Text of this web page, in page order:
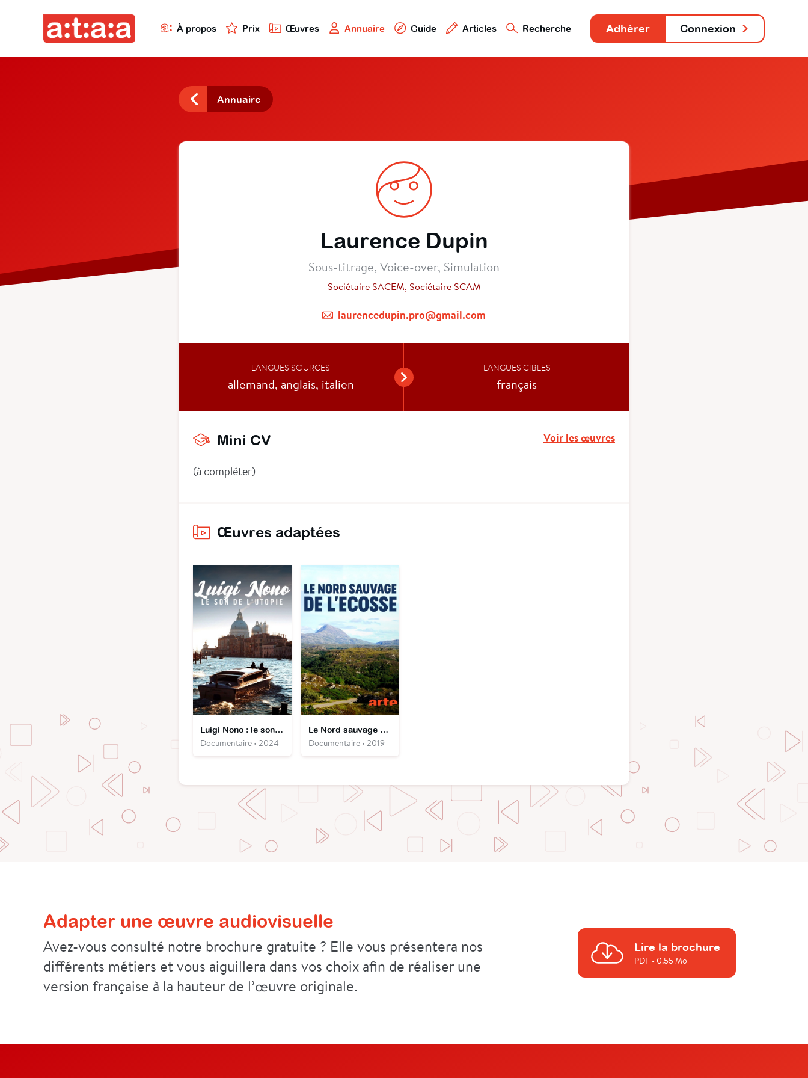
À propos Prix Œuvres Annuaire Guide Articles Recherche Adhérer Connexion
Annuaire
Laurence Dupin
Sous-titrage, Voice-over, Simulation
Sociétaire SACEM, Sociétaire SCAM
laurencedupin.pro@gmail.com
LANGUES SOURCES
allemand, anglais, italien
LANGUES CIBLES
français
Mini CV Voir les œuvres
(à compléter)
Œuvres adaptées
Luigi Nono : le son de l'utopie
Documentaire • 2024
Le Nord sauvage de l'Écosse
Documentaire • 2019
Adapter une œuvre audiovisuelle
Avez-vous consulté notre brochure gratuite ? Elle vous présentera nos
différents métiers et vous aiguillera dans vos choix afin de réaliser une
version française à la hauteur de l’œuvre originale.
Lire la brochure
PDF• 0.55 Mo